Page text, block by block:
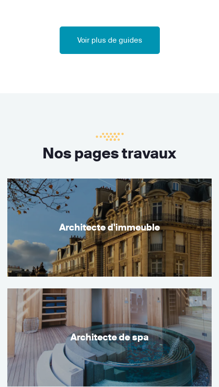
Voir plus de guides
Nos pages travaux
Architecte d'immeuble
Architecte de spa